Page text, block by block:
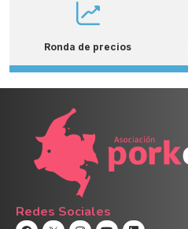
Ronda de precios
Redes Sociales